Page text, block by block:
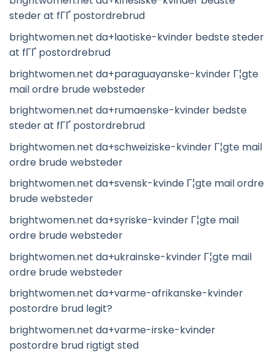
steder at fГҐ postordrebrud
brightwomen.net da+laotiske-kvinder bedste steder
at fГҐ postordrebrud
brightwomen.net da+paraguayanske-kvinder Г¦gte
mail ordre brude websteder
brightwomen.net da+rumaenske-kvinder bedste
steder at fГҐ postordrebrud
brightwomen.net da+schweiziske-kvinder Г¦gte mail
ordre brude websteder
brightwomen.net da+svensk-kvinde Г¦gte mail ordre
brude websteder
brightwomen.net da+syriske-kvinder Г¦gte mail
ordre brude websteder
brightwomen.net da+ukrainske-kvinder Г¦gte mail
ordre brude websteder
brightwomen.net da+varme-afrikanske-kvinder
postordre brud legit?
brightwomen.net da+varme-irske-kvinder
postordre brud rigtigt sted